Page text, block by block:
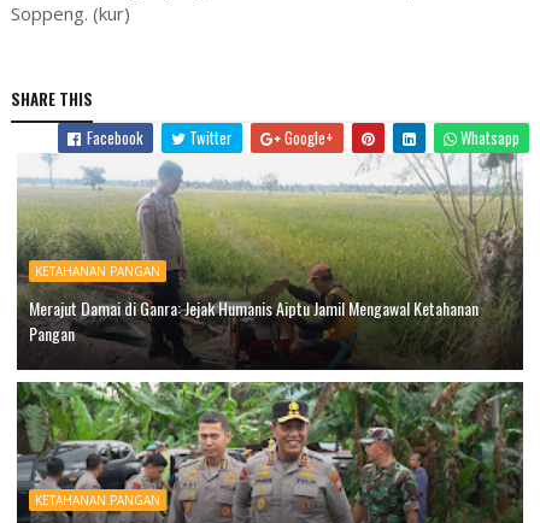
Soppeng. (kur)
SHARE THIS
Facebook
Twitter Google+ Whatsapp
KETAHANAN PANGAN
Merajut Damai di Ganra: Jejak Humanis Aiptu Jamil Mengawal Ketahanan
Pangan
KETAHANAN PANGAN